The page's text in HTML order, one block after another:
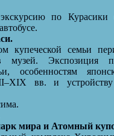
по
купеческой семьи
музей. Экспозиция
особенностям
вв. и устройству
мира и Атомный